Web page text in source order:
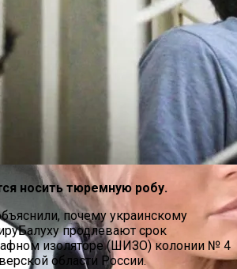
Какую Зарплату Могут
Украинцы За Рубежом:
Для Беженцев
Но Выгодно: В США Запрет На
Приняли Только Сейчас
носить тюремную робу.
почему украинскому
продлевают срок
изоляторе (ШИЗО) колонии № 4
области России.